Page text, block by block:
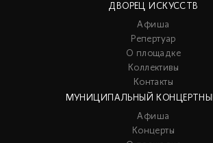
ДВОРЕЦ ИСКУССТВ
Афиша
Репертуар
О площадке
Коллективы
Контакты
МУНИЦИПАЛЬНЫЙ
Афиша
Концерты